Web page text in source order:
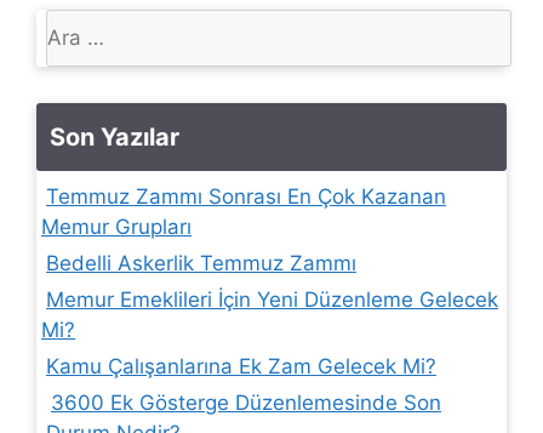
ara
Son Yazılar
Temmuz Zammı Sonrası En Çok Kazanan
Memur Grupları
Bedelli Askerlik Temmuz Zammı
Memur Emeklileri İçin Yeni Düzenleme Gelecek
Mi?
Kamu Çalışanlarına Ek Zam Gelecek Mi?
3600 Ek Gösterge Düzenlemesinde Son